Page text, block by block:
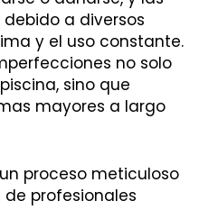
a diversos
y el uso constante.
no solo
sino que
mayores a largo
proceso meticuloso
profesionales